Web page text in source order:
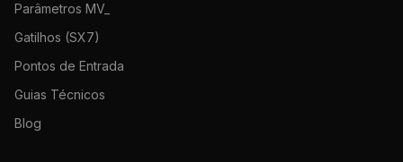
Parâmetros MV_
Gatilhos (SX7)
Pontos de Entrada
Guias Técnicos
Blog